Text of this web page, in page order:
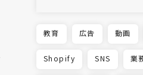
教育 広告 動画
Shopify SNS 業